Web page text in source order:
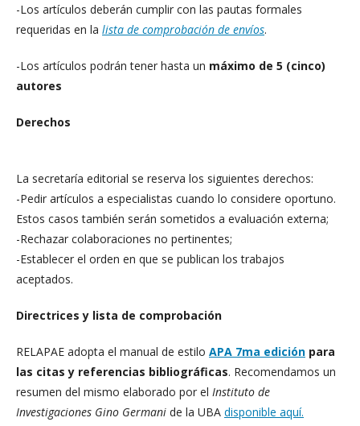
-Los artículos deberán cumplir con las pautas formales
requeridas en la lista de comprobación de envíos.
-Los artículos podrán tener hasta un máximo de 5 (cinco)
autores
Derechos
La secretaría editorial se reserva los siguientes derechos:
-Pedir artículos a especialistas cuando lo considere oportuno.
Estos casos también serán sometidos a evaluación externa;
-Rechazar colaboraciones no pertinentes;
-Establecer el orden en que se publican los trabajos
aceptados.
Directrices y lista de comprobación
RELAPAE adopta el manual de estilo APA 7ma edición para
las citas y referencias bibliográficas. Recomendamos un
resumen del mismo elaborado por el Instituto de
Investigaciones Gino Germani de la UBA disponible aquí.